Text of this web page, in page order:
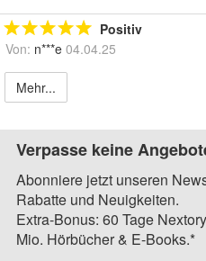
Positiv
Von: n***e 04.04.25
Mehr...
Verpasse keine
Abonniere jetzt unseren
Rabatte und Neuigkeiten.
Extra-Bonus: 60 Tage
Mio. Hörbücher & E-Books.*